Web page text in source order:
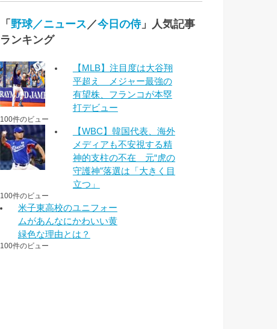
「 野球／ニュース ／今日の侍」人気記事
ランキング
【MLB】注目度は大谷翔
平超え メジャー最強の
有望株、フランコが本塁
打デビュー
100件のビュー
【WBC】韓国代表、海外
メディアも不安視する精
神的支柱の不在 元“虎の
守護神”落選は「大きく目
立つ」
100件のビュー
米子東高校のユニフォー
ムがあんなにかわいい黄
緑色な理由とは？
100件のビュー